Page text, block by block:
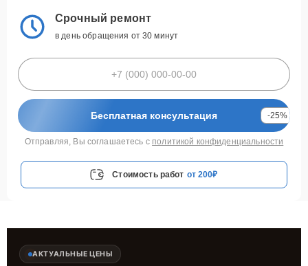
Срочный ремонт
в день обращения от 30 минут
Бесплатная консультация -25%
Отправляя, Вы соглашаетесь с политикой конфиденциальности
Стоимость работ от 200₽
АКТУАЛЬНЫЕ ЦЕНЫ